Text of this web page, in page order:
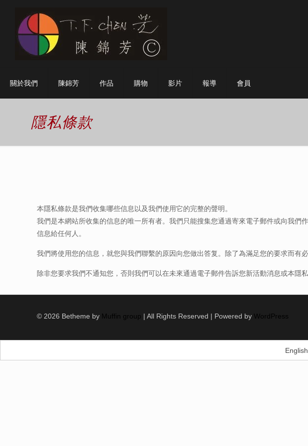
關於我們 陳錦芳 作品 購物 影片 報導 會員
隱私條款
本隱私條款是我們收集哪些信息以及我們使用它的完整的聲明。
我們是本網站所收集的信息的唯一所有者。我們只能搜集您通過寄來電子郵件或向我
信息給任何人。
我們將使用您的信息，就您與我們聯繫的原因向您做出答复。除了為滿足您的要求而有
除非您要求我們不通知您，否則我們可以在未來通過電子郵件告訴您新活動消息或本隱私
© 2026 Betheme by Muffin group | All Rights Reserved | Powered by WordPress
English